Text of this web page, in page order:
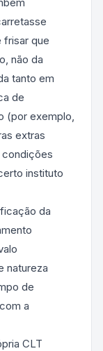
frisar que
não da
tanto em
de
(por exemplo,
extras
condições
instituto
da
natureza
de
a
CLT